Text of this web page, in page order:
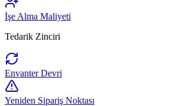
İşe Alma Maliyeti
Tedarik Zinciri
Envanter Devri
Yeniden Sipariş Noktası